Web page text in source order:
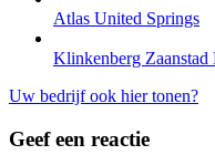
Atlas United Springs
Klinkenberg
Uw bedrijf ook hier tonen?
Geef een reactie